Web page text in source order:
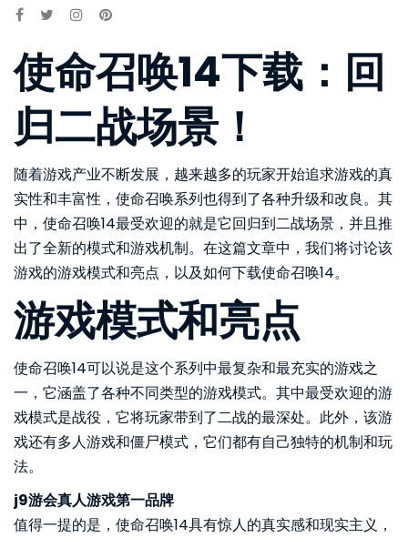
使命召唤14下载：回
归二战场景！
随着游戏产业不断发展，越来越多的玩家开始追求游戏的真
实性和丰富性，使命召唤系列也得到了各种升级和改良。其
中，使命召唤14最受欢迎的就是它回归到二战场景，并且推
出了全新的模式和游戏机制。在这篇文章中，我们将讨论该
游戏的游戏模式和亮点，以及如何下载使命召唤14。
游戏模式和亮点
使命召唤14可以说是这个系列中最复杂和最充实的游戏之
一，它涵盖了各种不同类型的游戏模式。其中最受欢迎的游
戏模式是战役，它将玩家带到了二战的最深处。此外，该游
戏还有多人游戏和僵尸模式，它们都有自己独特的机制和玩
法。
j9游会真人游戏第一品牌
值得一提的是，使命召唤14具有惊人的真实感和现实主义，